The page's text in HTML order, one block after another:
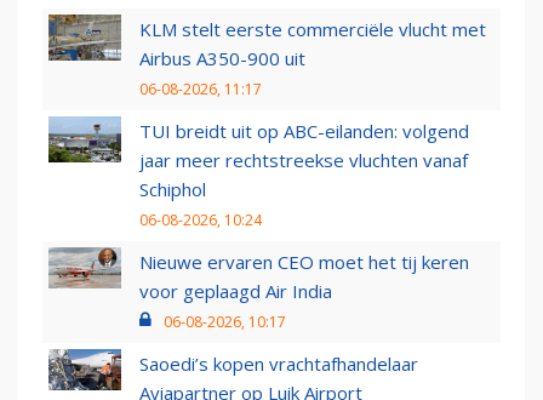
KLM stelt eerste commerciële vlucht met
Airbus A350-900 uit
06-08-2026, 11:17
TUI breidt uit op ABC-eilanden: volgend
jaar meer rechtstreekse vluchten vanaf
Schiphol
06-08-2026, 10:24
Nieuwe ervaren CEO moet het tij keren
voor geplaagd Air India
06-08-2026, 10:17
Saoedi’s kopen vrachtafhandelaar
Aviapartner op Luik Airport